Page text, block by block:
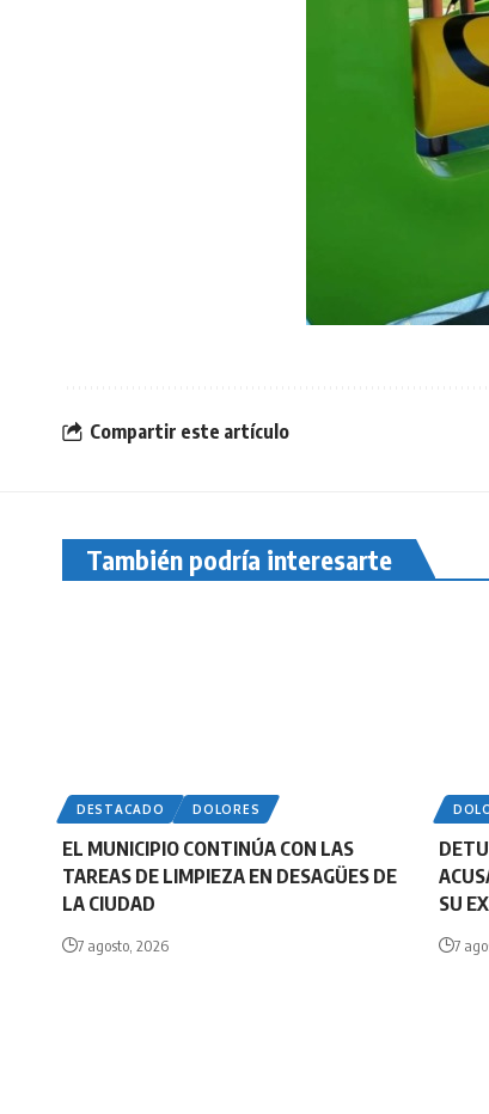
Compartir este artículo
También podría interesarte
DESTACADO DOLORES
EL MUNICIPIO CONTINÚA CON LAS
TAREAS DE LIMPIEZA EN DESAGÜES DE
LA CIUDAD
7 agosto, 2026
SU
7